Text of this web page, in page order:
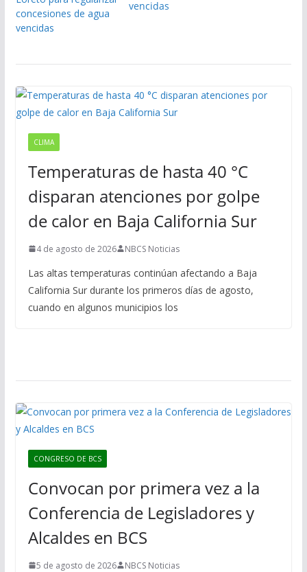
vencidas
CLIMA
Temperaturas de hasta 40 °C
disparan atenciones por golpe
de calor en Baja California Sur
4 de agosto de 2026 NBCS Noticias
Las altas temperaturas continúan afectando a Baja
California Sur durante los primeros días de agosto,
cuando en algunos municipios los
CONGRESO DE BCS
Convocan por primera vez a la
Conferencia de Legisladores y
Alcaldes en BCS
5 de agosto de 2026 NBCS Noticias